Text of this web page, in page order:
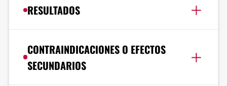
RESULTADOS
CONTRAINDICACIONES O EFECTOS
SECUNDARIOS